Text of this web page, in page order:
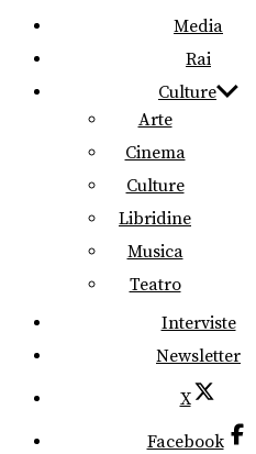
Media
Rai
Culture
Arte
Cinema
Culture
Libridine
Musica
Teatro
Interviste
Newsletter
X
Facebook